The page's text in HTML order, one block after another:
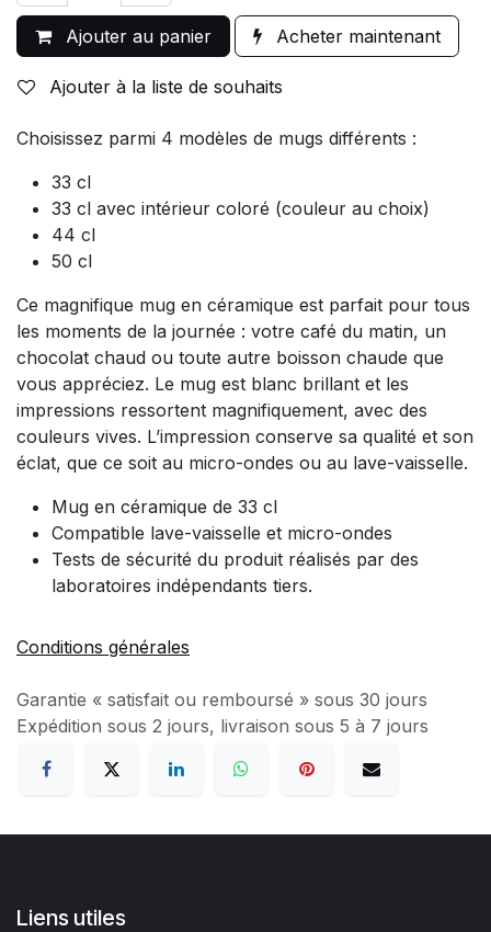
Ajouter au panier Acheter maintenant
Ajouter à la liste de souhaits
Choisissez parmi 4 modèles de mugs différents :
33 cl
33 cl avec intérieur coloré (couleur au choix)
44 cl
50 cl
Ce magnifique mug en céramique est parfait pour tous
les moments de la journée : votre café du matin, un
chocolat chaud ou toute autre boisson chaude que
vous appréciez. Le mug est blanc brillant et les
impressions ressortent magnifiquement, avec des
couleurs vives. L’impression conserve sa qualité et son
éclat, que ce soit au micro-ondes ou au lave-vaisselle.
Mug en céramique de 33 cl
Compatible lave-vaisselle et micro-ondes
Tests de sécurité du produit réalisés par des
laboratoires indépendants tiers.
Conditions générales
Garantie « satisfait ou remboursé » sous 30 jours
Expédition sous 2 jours, livraison sous 5 à 7 jours
Liens utiles